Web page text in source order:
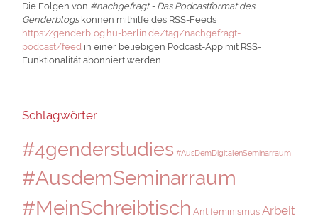
Die Folgen von #nachgefragt - Das Podcastformat des
Genderblogskönnen mithilfe des RSS-Feeds
https://genderblog.hu-berlin.de/tag/nachgefragt-
podcast/feed in einer beliebigen Podcast-App mit RSS-
Funktionalität abonniert werden.
Schlagwörter
#4genderstudies #AusDemDigitalenSeminarraum
#AusdemSeminarraum
#MeinSchreibtisch Antifeminismus Arbeit